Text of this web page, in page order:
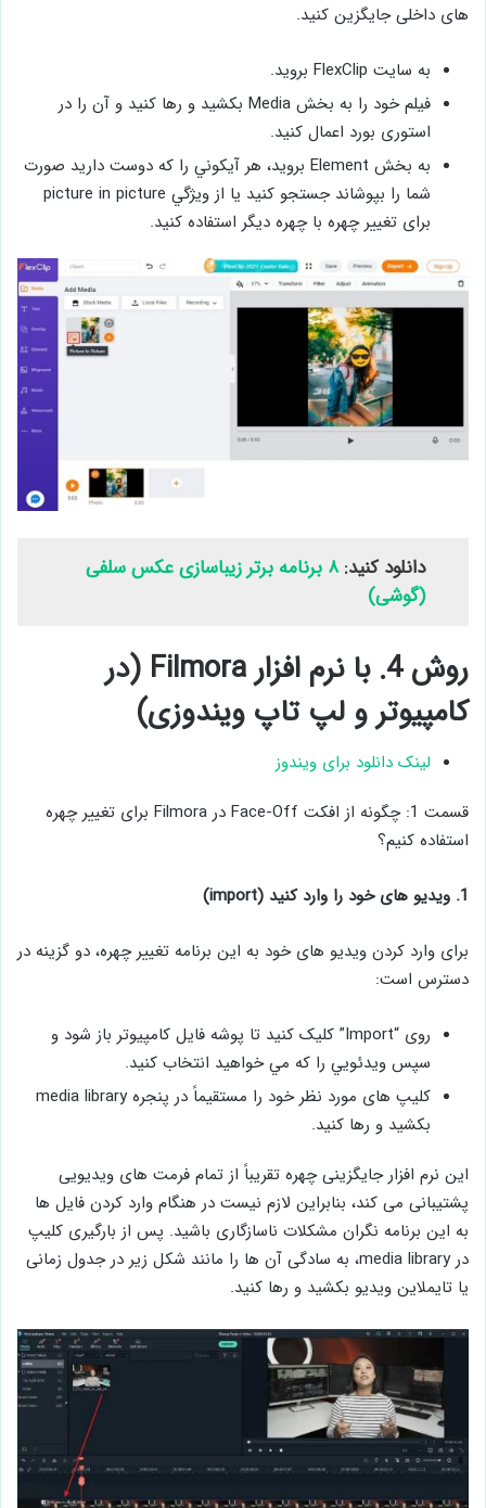
های داخلی جایگزین کنید.
به سايت FlexClip برويد.
فيلم خود را به بخش Media بکشید و رها کنید و آن را در
استوری بورد اعمال کنید.
به بخش Element بروید، هر آيكوني را که دوست دارید صورت
شما را بپوشاند جستجو کنید یا از ويژگي picture in picture
برای تغییر چهره با چهره دیگر استفاده کنید.
دانلود کنید: ۸ برنامه برتر زیباسازی عکس سلفی
(گوشی)
روش 4. با نرم افزار Filmora (در
کامپیوتر و لپ تاپ ویندوزی)
لینک دانلود برای ویندوز
قسمت 1: چگونه از افکت Face-Off در Filmora برای تغییر چهره
استفاده کنیم؟
1. ویدیو های خود را وارد کنید (import)
برای وارد کردن ویدیو های خود به این برنامه تغییر چهره، دو گزینه در
دسترس است:
روی “Import” کلیک کنید تا پوشه فایل كامپيوتر باز شود و
سپس ويدئويي را كه مي خواهيد انتخاب كنيد.
کلیپ های مورد نظر خود را مستقیماً در پنجره media library
بکشید و رها کنید.
این نرم ‌افزار جایگزینی چهره تقریباً از تمام فرمت ‌های ویدیویی
پشتیبانی می ‌کند، بنابراین لازم نیست در هنگام وارد کردن فایل ‌ها
به این برنامه نگران مشکلات ناسازگاری باشید. پس از بارگیری کلیپ
در media library، به سادگی آن ها را مانند شکل زیر در جدول زمانی
يا تايملاين ویدیو بکشید و رها کنید.